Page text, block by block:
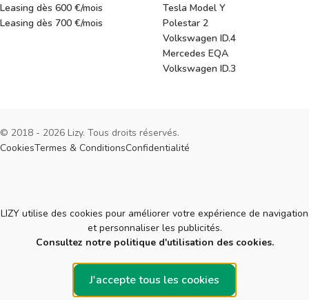
Leasing dès 600 €/mois
Leasing dès 700 €/mois
Tesla Model Y
Polestar 2
Volkswagen ID.4
Mercedes EQA
Volkswagen ID.3
© 2018 - 2026 Lizy. Tous droits réservés.
CookiesTermes & ConditionsConfidentialité
Cookies
LIZY utilise des cookies pour améliorer votre expérience de navigation
et personnaliser les publicités.
Consultez notre politique d'utilisation des cookies.
J'accepte tous les cookies